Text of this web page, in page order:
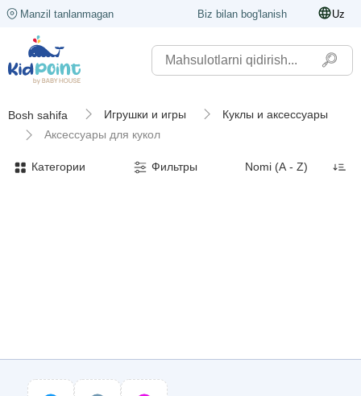
Manzil tanlanmagan Biz bilan bog'lanish Uz
Bosh sahifa Игрушки и игры
Куклы и аксессуары
Аксессуары для кукол
Категории Фильтры